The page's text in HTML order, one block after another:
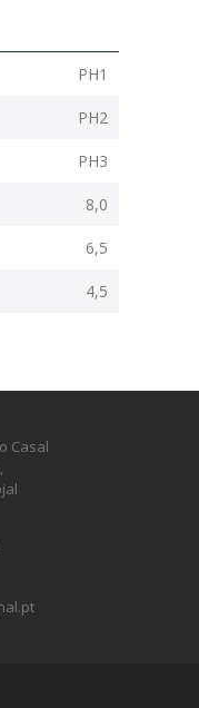
PH1
PH2
PH3
8,0
6,5
4,5
Casal